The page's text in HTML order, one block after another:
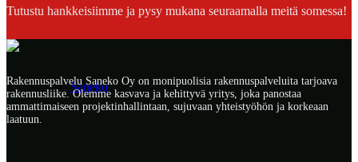
Saneko
Tutustu hankkeisiimme ja pysy mukana seuraamalla meitä somessa!
Rakennuspalvelu Saneko Oy on monipuolisia rakennuspalveluita tarjoava
rakennusliike. Olemme kasvava ja kehittyvä yritys, joka panostaa
ammattimaiseen projektinhallintaan, sujuvaan yhteistyöhön ja korkeaan
laatuun.